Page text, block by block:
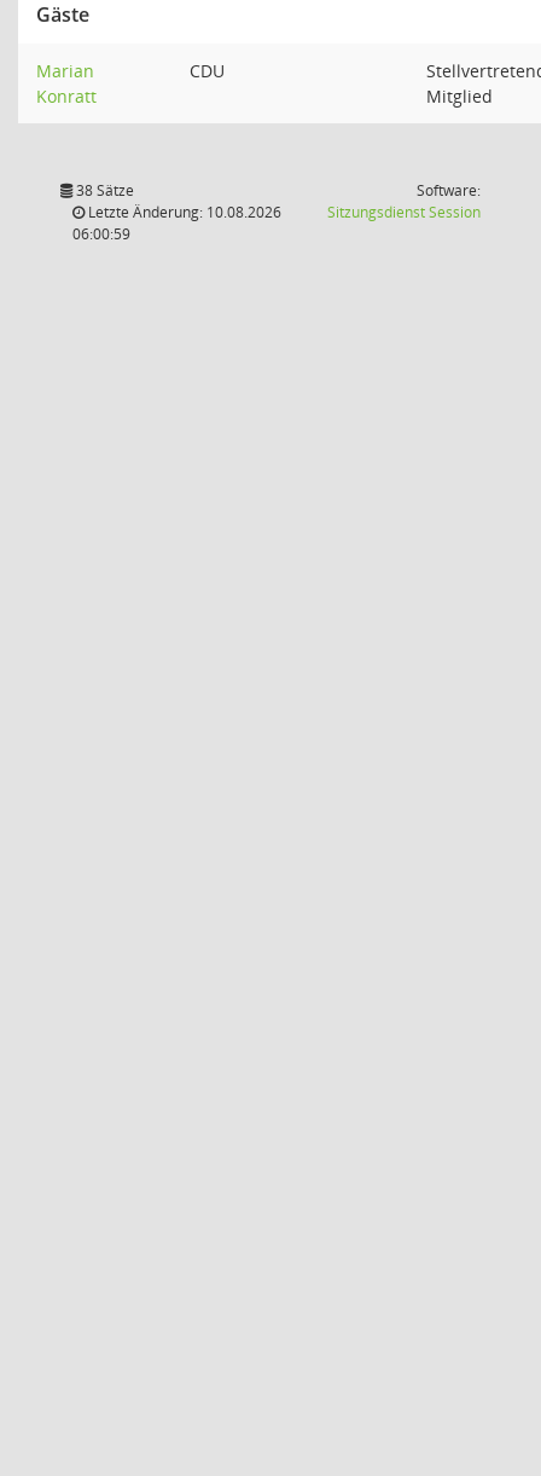
Gäste
Marian
Konratt
CDU
Mitglied
38 Sätze
Letzte Änderung: 10.08.2026
06:00:59
Software:
SitzungsdienstSession(Wird in